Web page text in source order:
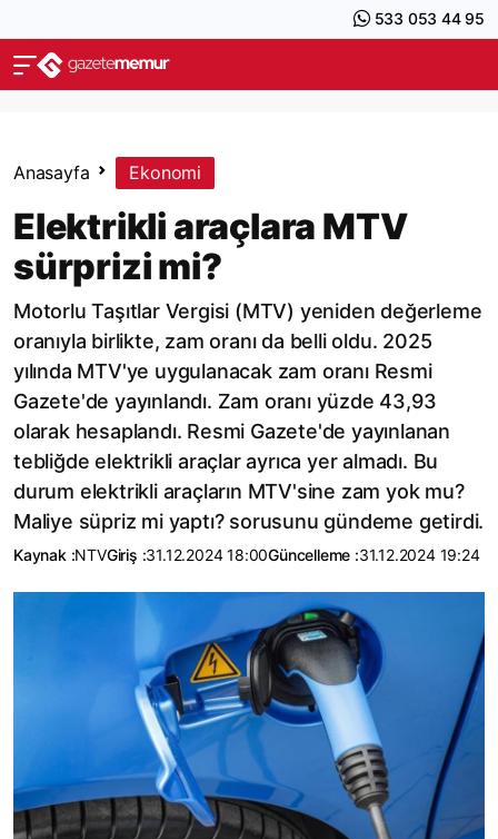
533 053 44 95
Anasayfa Ekonomi
Elektrikli araçlara MTV
sürprizi mi?
Motorlu Taşıtlar Vergisi (MTV) yeniden değerleme
oranıyla birlikte, zam oranı da belli oldu. 2025
yılında MTV'ye uygulanacak zam oranı Resmi
Gazete'de yayınlandı. Zam oranı yüzde 43,93
olarak hesaplandı. Resmi Gazete'de yayınlanan
tebliğde elektrikli araçlar ayrıca yer almadı. Bu
durum elektrikli araçların MTV'sine zam yok mu?
Maliye süpriz mi yaptı? sorusunu gündeme getirdi.
Kaynak :NTVGiriş :31.12.2024 18:00Güncelleme :31.12.2024 19:24